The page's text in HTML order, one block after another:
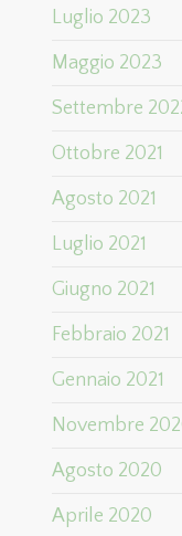
Luglio 2023
Maggio 2023
Settembre
Ottobre 2021
Agosto 2021
Luglio 2021
Giugno 2021
Febbraio 2021
Gennaio 2021
Novembre
Agosto 2020
Aprile 2020